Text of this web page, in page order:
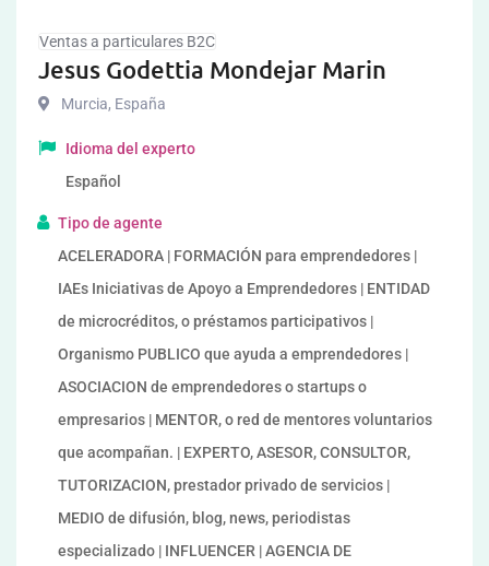
Ventas a particulares B2C
Jesus Godettia Mondejar Marin
Murcia, España
Idioma del experto
Español
Tipo de agente
ACELERADORA | FORMACIÓN para emprendedores |
IAEs Iniciativas de Apoyo a Emprendedores | ENTIDAD
de microcréditos, o préstamos participativos |
Organismo PUBLICO que ayuda a emprendedores |
ASOCIACION de emprendedores o startups o
empresarios | MENTOR, o red de mentores voluntarios
que acompañan. | EXPERTO, ASESOR, CONSULTOR,
TUTORIZACION, prestador privado de servicios |
MEDIO de difusión, blog, news, periodistas
especializado | INFLUENCER | AGENCIA DE